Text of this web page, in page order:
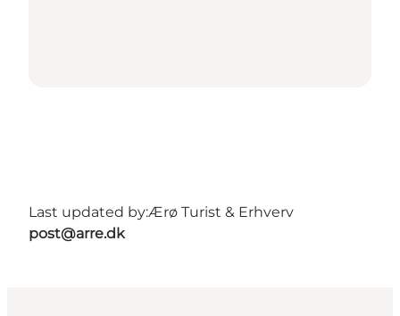
Last updated by:Ærø Turist & Erhverv
post@arre.dk